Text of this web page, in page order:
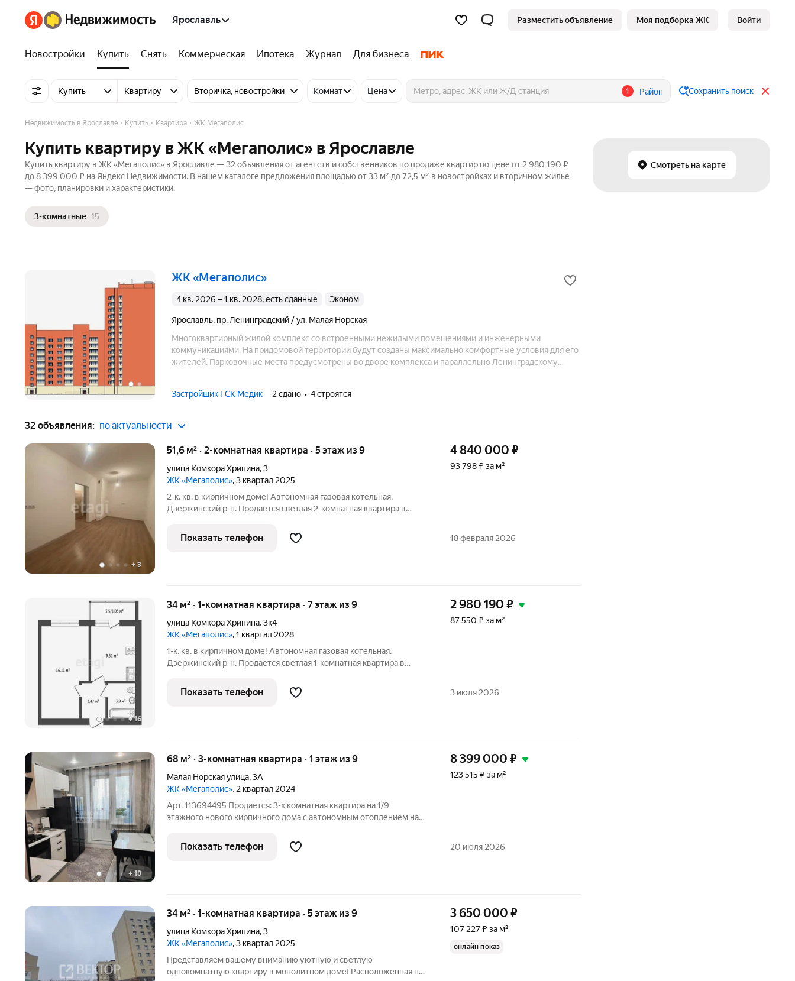
Ярославль Разместить объявление Моя подборка ЖК Войти
Новостройки Купить Снять Коммерческая Ипотека Журнал Для бизнеса
Купить Квартиру Вторичка, новостройки Комнат Цена 1 Район Сохранить поиск
Смотреть на карте
Недвижимость в Ярославле Купить Квартира ЖК Мегаполис
Купить квартиру в ЖК «Мегаполис» в Ярославле
Купить квартиру в ЖК «Мегаполис» в Ярославле — 32 объявления от агентств и собственников по продаже квартир по цене от 2 980 190 ₽
до 8 399 000 ₽ на Яндекс Недвижимости. В нашем каталоге предложения площадью от 33 м² до 72,5 м² в новостройках и вторичном жилье
— фото, планировки и характеристики.
3-комнатные 15
ЖК «Мегаполис»
4 кв. 2026 – 1 кв. 2028, есть сданные эконом
Ярославль, пр. Ленинградский / ул. Малая Норская
Многоквартирный жилой комплекс со встроенными нежилыми помещениями и инженерными
коммуникациями. На придомовой территории будут созданы максимально комфортные условия для его
жителей. Парковочные места предусмотрены во дворе комплекса и параллельно Ленинградскому
Застройщик ГСК Медик 2 сдано 4 строятся
32 объявления: по актуальности
+ 3
51,6 м² · 2-комнатная квартира · 5 этаж из 9
улица Комкора Хрипина,3
ЖК «Мегаполис», 3 квартал 2025
2-к. кв. в кирпичном доме! Автономная газовая котельная.
Дзержинский р-н. Продается светлая 2-комнатная квартира в
преимущество этого дома автономная газовая котельная. Это
значит: Низкие
4 840 000 ₽
93 798 ₽ за м²
Показать телефон 18 февраля 2026
+16
34 м² · 1-комнатная квартира · 7 этаж из 9
улица Комкора Хрипина,3к4
ЖК «Мегаполис», 1 квартал 2028
1-к. кв. в кирпичном доме! Автономная газовая котельная.
Дзержинский р-н. Продается светлая 1-комнатная квартира в
преимущество этого дома автономная газовая котельная. Это
значит: Низкие
2 980 190 ₽
87 550 ₽ за м²
Показать телефон 3 июля 2026
+18
68 м² · 3-комнатная квартира · 1 этаж из 9
Малая Норская улица,3А
ЖК «Мегаполис», 2 квартал 2024
Арт. 113694495 Продается: 3-х комнатная квартира на 1/9
этажного нового кирпичного дома с автономным отоплением на
Параметры: Общая площадь - 68 м2, жилая площадь - 44 м2, кухня
- 10 м2.
8 399 000 ₽
123 515 ₽ за м²
Показать телефон 20 июля 2026
34 м² · 1-комнатная квартира · 5 этаж из 9
улица Комкора Хрипина,3
ЖК «Мегаполис», 3 квартал 2025
Представляем вашему вниманию уютную и светлую
однокомнатную квартиру в монолитном доме! Расположенная на
3 650 000 ₽
107 227 ₽ за м²
онлайн показ